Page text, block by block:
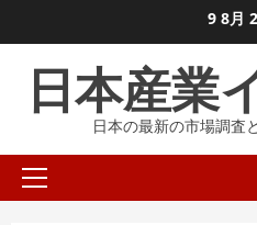
ン
に
9 8月
日本産業
日本の最新の市場調査
プ